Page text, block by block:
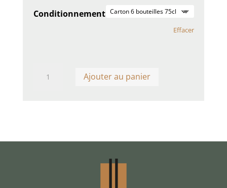
Conditionnement
Effacer
Ajouter au panier